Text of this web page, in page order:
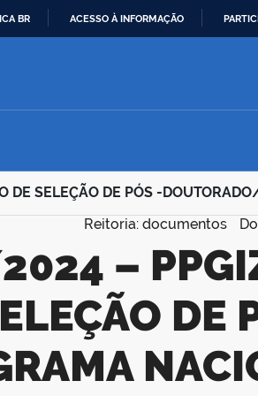
CONTEÚDO
BR ACESSO À INFORMAÇÃO
DE SELEÇÃO DE PÓS -
Reitoria: documentos
DE